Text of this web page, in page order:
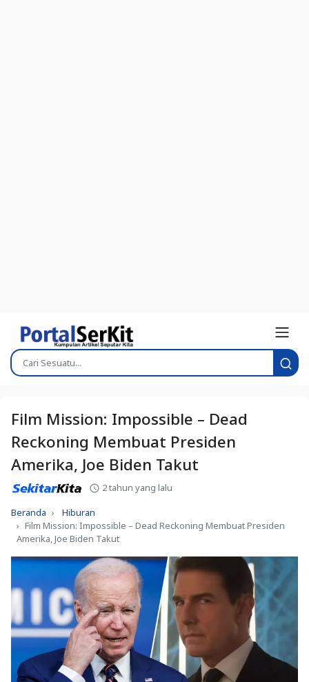
Film Mission: Impossible – Dead
Reckoning Membuat Presiden
Amerika, Joe Biden Takut
2 tahun yang lalu
Beranda
Hiburan
Film Mission: Impossible – Dead Reckoning Membuat Presiden
Amerika, Joe Biden Takut